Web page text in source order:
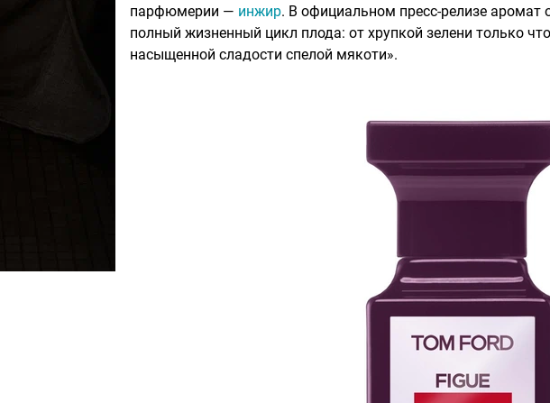
парфюмерии — инжир. В официальном пресс-релизе
полный жизненный цикл плода: от хрупкой зелени только
насыщенной сладости спелой мякоти».